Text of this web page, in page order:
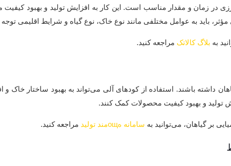
در زمان و مقدار مناسب است. این کار به افزایش تولید و بهبود
باید به عوامل مختلفی مانند نوع خاک، نوع گیاه و شرایط اقلیمی
به بلاگ کالاتک مراجعه کنید.
داشته باشند. استفاده از کودهای آلی می‌تواند به بهبود ساختار خاک
تولید و بهبود کیفیت محصولات کمک کنند.
بر گیاهان، می‌توانید به سامانه هощمند تولید مراجعه کنید.